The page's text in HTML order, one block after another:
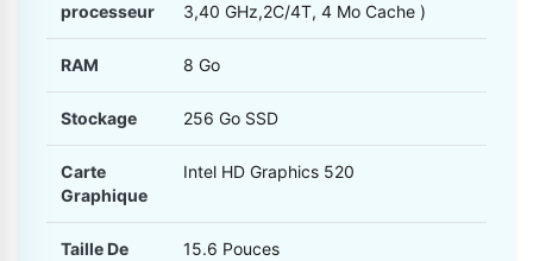
processeur
3,40 GHz,2C/4T, 4 Mo Cache )
RAM 8 Go
Stockage 256 Go SSD
Carte
Graphique
Intel HD Graphics 520
Taille De
15.6 Pouces